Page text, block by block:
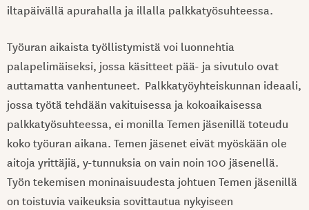
iltapäivällä apurahalla ja illalla palkkatyösuhteessa.
Työuran aikaista työllistymistä voi luonnehtia
palapelimäiseksi, jossa käsitteet pää- ja sivutulo ovat
auttamatta vanhentuneet. Palkkatyöyhteiskunnan ideaali,
jossa työtä tehdään vakituisessa ja kokoaikaisessa
palkkatyösuhteessa, ei monilla Temen jäsenillä toteudu
koko työuran aikana. Temen jäsenet eivät myöskään ole
aitoja yrittäjiä, y-tunnuksia on vain noin 100 jäsenellä.
Työn tekemisen moninaisuudesta johtuen Temen jäsenillä
on toistuvia vaikeuksia sovittautua nykyiseen